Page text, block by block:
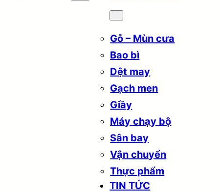
Gỗ – Mùn cưa
Bao bì
Dệt may
Gạch men
Giầy
Máy chạy bộ
Sân bay
Vận chuyển
Thực phẩm
TIN TỨC